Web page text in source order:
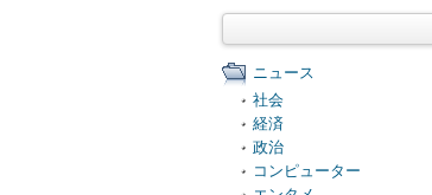
ニュース
社会
経済
政治
コンピューター